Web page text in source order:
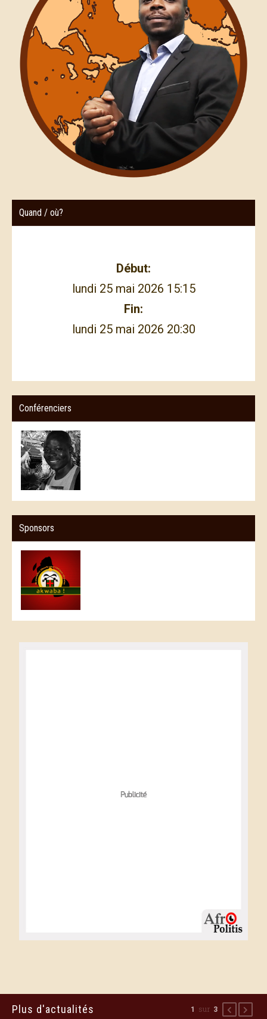
Quand / où?
Début:
lundi 25 mai 2026 15:15
Fin:
lundi 25 mai 2026 20:30
Conférenciers
Sponsors
Plus d'actualités 2 sur 3 Précédent